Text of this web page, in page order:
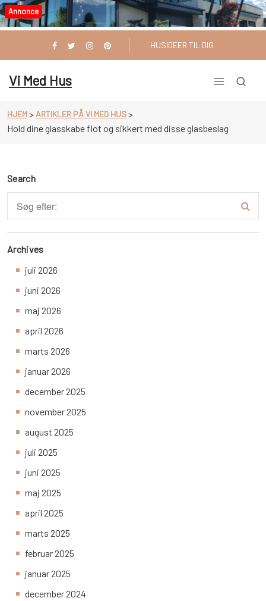
Videre
til
Annonce
HUSIDEER TIL DIG
Vi Med Hus
HJEM> ARTIKLER PÅ VI MED HUS>
Hold dine glasskabe flot og sikkert med disse glasbeslag
Search
Archives
juli 2026
juni 2026
maj 2026
april 2026
marts 2026
januar 2026
december 2025
november 2025
august 2025
juli 2025
juni 2025
maj 2025
april 2025
marts 2025
februar 2025
januar 2025
december 2024